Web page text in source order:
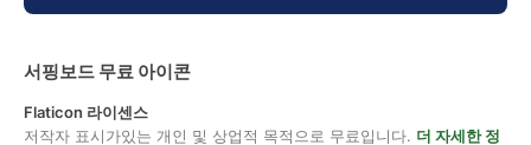
서핑보드 무료 아이콘
Flaticon 라이센스
저작자 표시가있는 개인 및 상업적 목적으로 무료입니다. 더 자세한 정